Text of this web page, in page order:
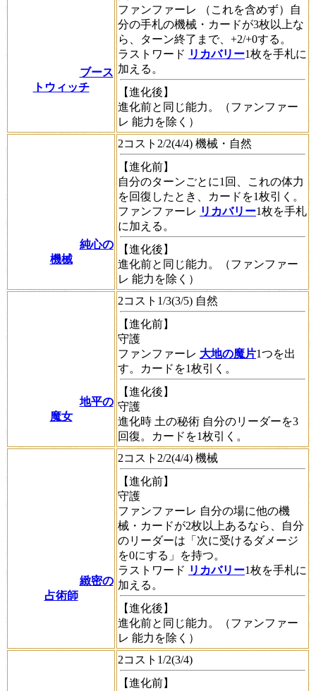
ブース
トウィッチ
ファンファーレ
（これを含めず）自
分の手札の機械・カードが3枚以上な
ら、ターン終了まで、+2/+0する。
ラストワード リカバリー1枚を手札に
加える。
【進化後】
進化前と同じ能力。（ファンファー
レ 能力を除く）
純心の
機械
2コスト2/2(4/4) 機械・自然
【進化前】
自分のターンごとに1回、これの体力
を回復したとき、カードを1枚引く。
ファンファーレ リカバリー1枚を手札
に加える。
【進化後】
進化前と同じ能力。（ファンファー
レ 能力を除く）
地平の
魔女
2コスト1/3(3/5) 自然
【進化前】
守護
ファンファーレ 大地の魔片1つを出
す。カードを1枚引く。
【進化後】
守護
進化時 土の秘術 自分のリーダーを3
回復。カードを1枚引く。
緻密の
占術師
2コスト2/2(4/4) 機械
【進化前】
守護
ファンファーレ 自分の場に他の機
械・カードが2枚以上あるなら、自分
のリーダーは「次に受けるダメージ
を0にする」を持つ。
ラストワード リカバリー1枚を手札に
加える。
【進化後】
進化前と同じ能力。（ファンファー
レ 能力を除く）
2コスト1/2(3/4)
【進化前】